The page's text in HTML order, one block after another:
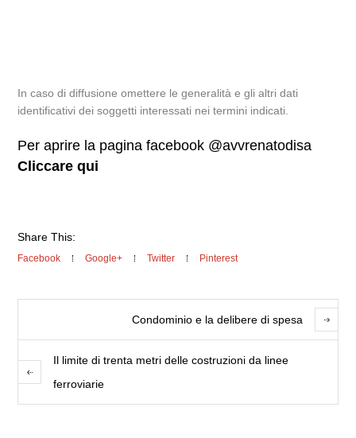
In caso di diffusione omettere le generalità e gli altri dati
identificativi dei soggetti interessati nei termini indicati.
Per aprire la pagina facebook @avvrenatodisa
Cliccare qui
Share This:
Facebook Google+ Twitter Pinterest
Condominio e la delibere di spesa
Il limite di trenta metri delle costruzioni da linee
ferroviarie